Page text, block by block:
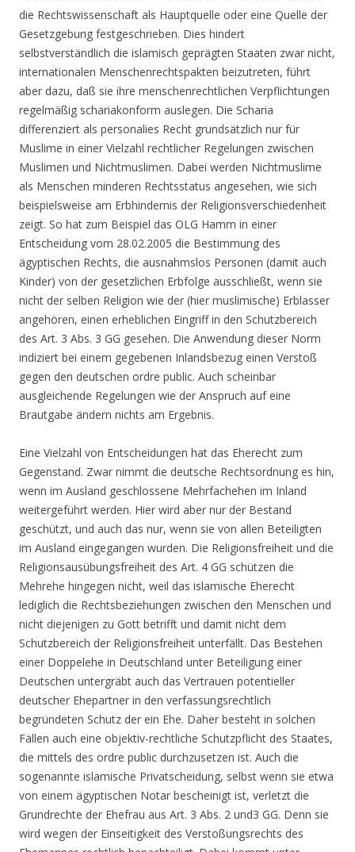
die Rechtswissenschaft als Hauptquelle oder eine Quelle der
Gesetzgebung festgeschrieben. Dies hindert
selbstverständlich die islamisch geprägten Staaten zwar nicht,
internationalen Menschenrechtspakten beizutreten, führt
aber dazu, daß sie ihre menschenrechtlichen Verpflichtungen
regelmäßig schariakonform auslegen. Die Scharia
differenziert als personalies Recht grundsätzlich nur für
Muslime in einer Vielzahl rechtlicher Regelungen zwischen
Muslimen und Nichtmuslimen. Dabei werden Nichtmuslime
als Menschen minderen Rechtsstatus angesehen, wie sich
beispielsweise am Erbhindernis der Religionsverschiedenheit
zeigt. So hat zum Beispiel das OLG Hamm in einer
Entscheidung vom 28.02.2005 die Bestimmung des
ägyptischen Rechts, die ausnahmslos Personen (damit auch
Kinder) von der gesetzlichen Erbfolge ausschließt, wenn sie
nicht der selben Religion wie der (hier muslimische) Erblasser
angehören, einen erheblichen Eingriff in den Schutzbereich
des Art. 3 Abs. 3 GG gesehen. Die Anwendung dieser Norm
indiziert bei einem gegebenen Inlandsbezug einen Verstoß
gegen den deutschen ordre public. Auch scheinbar
ausgleichende Regelungen wie der Anspruch auf eine
Brautgabe ändern nichts am Ergebnis.
Eine Vielzahl von Entscheidungen hat das Eherecht zum
Gegenstand. Zwar nimmt die deutsche Rechtsordnung es hin,
wenn im Ausland geschlossene Mehrfachehen im Inland
weitergeführt werden. Hier wird aber nur der Bestand
geschützt, und auch das nur, wenn sie von allen Beteiligten
im Ausland eingegangen wurden. Die Religionsfreiheit und die
Religionsausübungsfreiheit des Art. 4 GG schützen die
Mehrehe hingegen nicht, weil das islamische Eherecht
lediglich die Rechtsbeziehungen zwischen den Menschen und
nicht diejenigen zu Gott betrifft und damit nicht dem
Schutzbereich der Religionsfreiheit unterfällt. Das Bestehen
einer Doppelehe in Deutschland unter Beteiligung einer
Deutschen untergräbt auch das Vertrauen potentieller
deutscher Ehepartner in den verfassungsrechtlich
begründeten Schutz der ein Ehe. Daher besteht in solchen
Fällen auch eine objektiv-rechtliche Schutzpflicht des Staates,
die mittels des ordre public durchzusetzen ist. Auch die
sogenannte islamische Privatscheidung, selbst wenn sie etwa
von einem ägyptischen Notar bescheinigt ist, verletzt die
Grundrechte der Ehefrau aus Art. 3 Abs. 2 und3 GG. Denn sie
wird wegen der Einseitigkeit des Verstoßungsrechts des